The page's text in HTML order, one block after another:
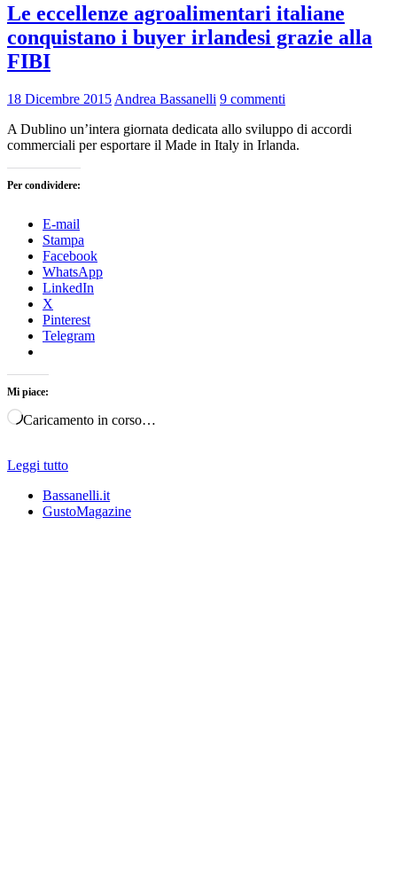
Le eccellenze agroalimentari italiane
conquistano i buyer irlandesi grazie alla
FIBI
18 Dicembre 2015 Andrea Bassanelli 9 commenti
A Dublino un’intera giornata dedicata allo sviluppo di accordi
commerciali per esportare il Made in Italy in Irlanda.
Per condividere:
E-mail
Stampa
Facebook
WhatsApp
LinkedIn
X
Pinterest
Telegram
Mi piace:
Caricamento in corso…
Leggi tutto
Bassanelli.it
GustoMagazine